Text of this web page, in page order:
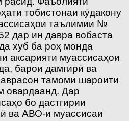
тобистонаи кӯдакону
таълимии №
дар ин давра вобаста
хуб ба роҳ монда
аксарияти муассисаҳои
барои дамгирӣ ва
тамоми шароити
овардаанд. Дар
бо дастгирии
ва АВО-и муассисаи